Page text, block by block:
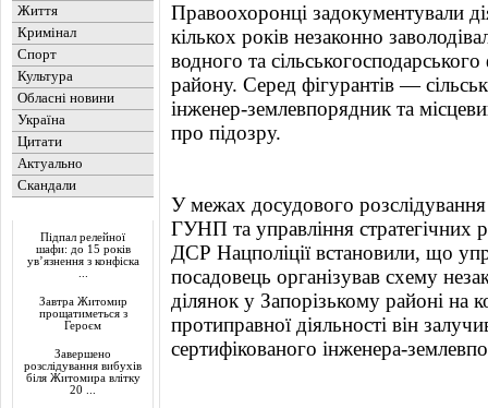
Життя
Кримінал
Спорт
Культура
Обласні новини
Україна
Цитати
Актуально
Скандали
Підпал релейної
шафи: до 15 років
ув’язнення з конфіска
Завтра Житомир
прощатиметься з
Героєм
Завершено
розслідування вибухів
біля Житомира влітку
20 ...
Правоохоронці задокументували
кількох років незаконно
водного та
району. Серед фігурантів —
інженер-землевпорядник та
про підозру.
У межах досудового
ГУНП та управління стратегічних
ДСР Нацполіції встановили, що
посадовець організував схему
ділянок у Запорізькому районі на
протиправної діяльності він
сертифікованого інженера-